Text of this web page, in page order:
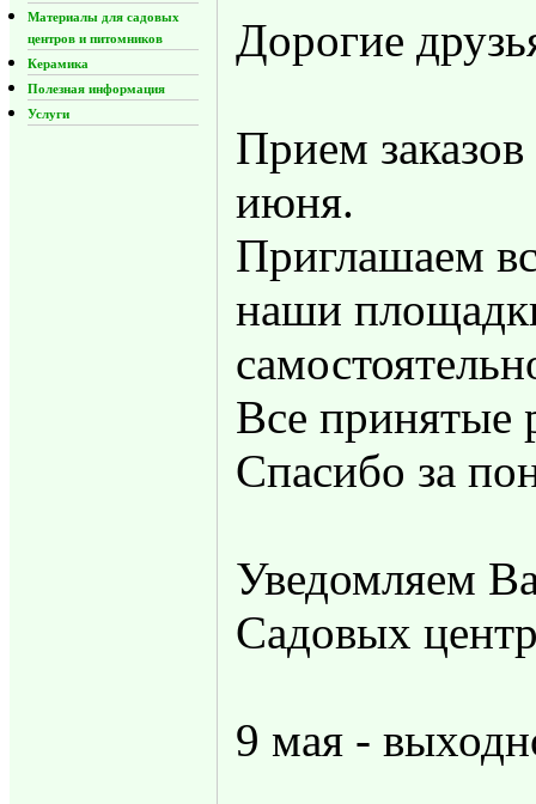
Материалы для садовых
центров и питомников
Керамика
Полезная информация
Услуги
Дорогие
Прием
июня.
Приглашаем
наши
Все принятые
Спасибо за
Уведомляем
Садовых
9 мая -